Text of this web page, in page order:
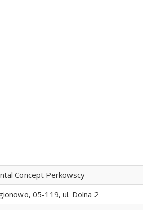
Concept Perkowscy
05-119, ul. Dolna 2